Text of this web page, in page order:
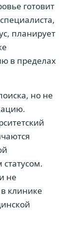
готовит
планирует
в пределах
но не
не
клинике